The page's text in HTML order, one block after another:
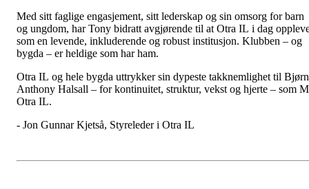
Med sitt faglige engasjement, sitt lederskap og sin omsorg for barn
og ungdom, har Tony bidratt avgjørende til at Otra IL i dag
som en levende, inkluderende og robust institusjon. Klubben – og
bygda – er heldige som har ham.
Otra IL og hele bygda uttrykker sin dypeste takknemlighet til Bjørn
Anthony Halsall – for kontinuitet, struktur, vekst og hjerte – som
Otra IL.
- Jon Gunnar Kjetså, Styreleder i Otra IL